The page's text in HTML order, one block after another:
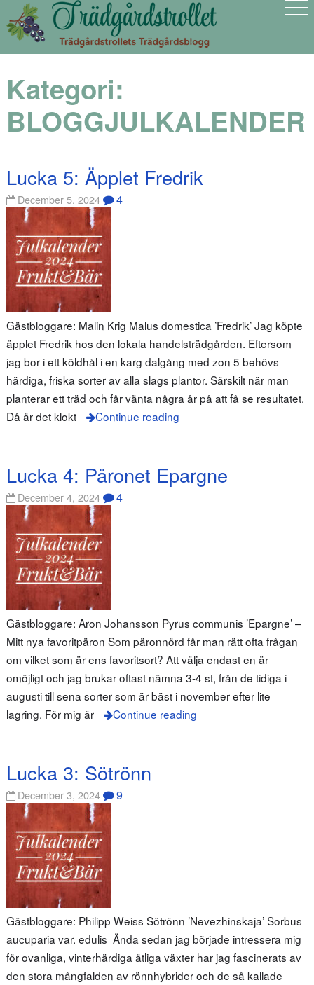
Kategori:
BLOGGJULKALENDER
Lucka 5: Äpplet Fredrik
December 5, 2024 4
Gästbloggare: Malin Krig Malus domestica ’Fredrik’ Jag köpte
äpplet Fredrik hos den lokala handelsträdgården. Eftersom
jag bor i ett köldhål i en karg dalgång med zon 5 behövs
härdiga, friska sorter av alla slags plantor. Särskilt när man
planterar ett träd och får vänta några år på att få se resultatet.
Då är det klokt
Continue reading
Lucka 4: Päronet Epargne
December 4, 2024 4
Gästbloggare: Aron Johansson Pyrus communis ’Epargne’ –
Mitt nya favoritpäron Som päronnörd får man rätt ofta frågan
om vilket som är ens favoritsort? Att välja endast en är
omöjligt och jag brukar oftast nämna 3-4 st, från de tidiga i
augusti till sena sorter som är bäst i november efter lite
lagring. För mig är
Continue reading
Lucka 3: Sötrönn
December 3, 2024 9
Gästbloggare: Philipp Weiss Sötrönn ’Nevezhinskaja’ Sorbus
aucuparia var. edulis Ända sedan jag började intressera mig
för ovanliga, vinterhärdiga ätliga växter har jag fascinerats av
den stora mångfalden av rönnhybrider och de så kallade